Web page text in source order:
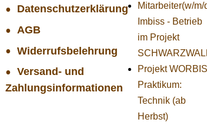
Datenschutzerklärung
AGB
Widerrufsbelehrung
Versand- und
Zahlungsinformationen
Mitarbeiter(w/m/
Imbiss - Betrieb
im Projekt
Projekt WORBIS
Praktikum:
Technik (ab
Herbst)